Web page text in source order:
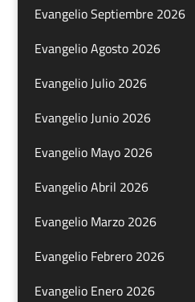
Evangelio Septiembre 2026
Evangelio Agosto 2026
Evangelio Julio 2026
Evangelio Junio 2026
Evangelio Mayo 2026
Evangelio Abril 2026
Evangelio Marzo 2026
Evangelio Febrero 2026
Evangelio Enero 2026